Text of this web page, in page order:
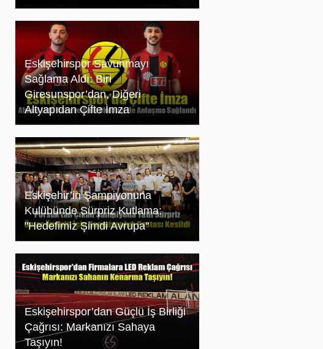
Eskişehirspor Savunmayı
Sağlama Aldı: Biri
Giresunspor’dan, Diğeri
Altyapıdan Çifte İmza
Eskişehir’in Şampiyonuna
Kulübünde Sürpriz Kutlama:
"Hedefimiz Şimdi Avrupa"
Eskişehirspor’dan Güçlü İş Birliği
Çağrısı: Markanızı Sahaya
Taşıyın!